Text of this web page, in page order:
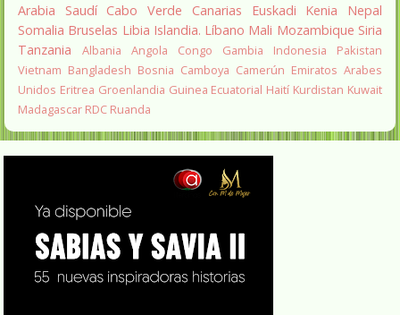
Arabia Saudí Cabo Verde Canarias Euskadi Kenia
Nepal
Somalia Bruselas Libia Islandia. Líbano Mali Mozambique Siria
Tanzania
Albania Angola Congo Gambia Indonesia
Pakistan
Vietnam Bangladesh Bosnia Camboya Camerún Emiratos Arabes
Unidos Eritrea Groenlandia Guinea Ecuatorial Haití Kurdistan Kuwait
Madagascar RDC Ruanda